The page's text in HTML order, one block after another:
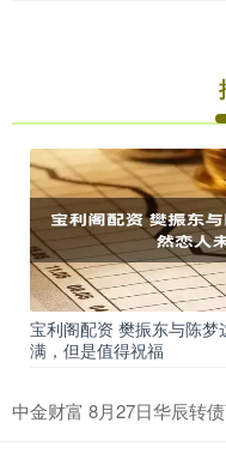
宝利阁配资 樊振东与陈
满，但是值得祝福
中金财富 8月27日华辰转